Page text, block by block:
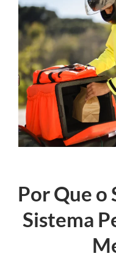
Por Que o
Sistema